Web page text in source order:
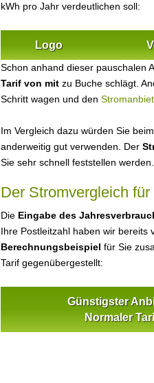
kWh pro Jahr verdeutlichen soll:
Logo
Schon anhand dieser pauschalen
Tarif von mit zu Buche schlägt.
Schritt wagen und den
Im Vergleich dazu würden Sie
anderweitig gut verwenden. Der
Sie sehr schnell feststellen werden.
Der Stromvergleich
Die Eingabe des
Ihre Postleitzahl haben wir bereits
Berechnungsbeispiel für Sie
Tarif gegenübergestellt:
Günstigster
Normaler